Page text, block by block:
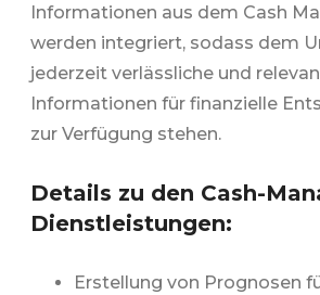
Informationen aus dem Cash
werden integriert, sodass dem
jederzeit verlässliche und
Informationen für finanzielle
zur Verfügung stehen.
Details zu den Cash-
Dienstleistungen:
Erstellung von Prognosen